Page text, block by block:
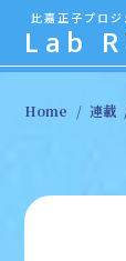
比嘉正子プロジ
Lab
Home 連載